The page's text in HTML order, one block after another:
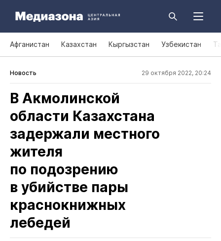
Афганистан Казахстан Кыргызстан Узбекистан
Новость 29 октября 2022, 20:24
В Акмолинской
области Казахстана
задержали местного
жителя
по подозрению
в убийстве пары
краснокнижных
лебедей